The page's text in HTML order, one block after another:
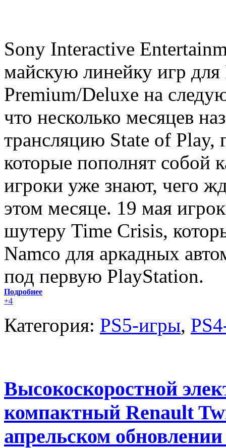
Sony Interactive
майскую линейку игр
Premium/Deluxe на
что несколько месяцев
трансляцию State of Play,
которые пополнят собой
игроки уже знают, чего
этом месяце. 19 мая
шутеру Time Crisis,
Namco для аркадных
под первую PlayStation.
Подробнее
+4
Категория: PS5-игры,
Высокоскоростной
компактный Renault
апрельском